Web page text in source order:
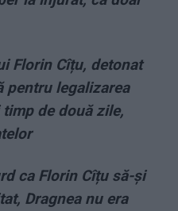
Florin Cîțu, detonat
pentru legalizarea
de două zile,
ca Florin Cîțu să-și
Dragnea nu era